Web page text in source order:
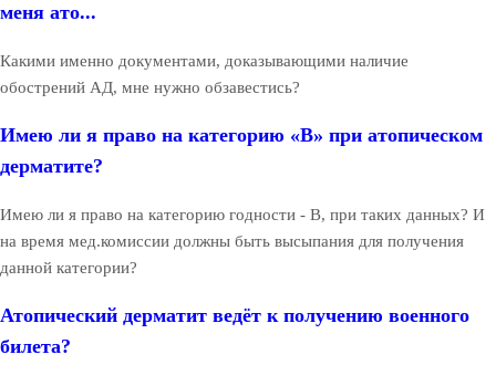
меня ато...
Какими именно документами, доказывающими наличие
обострений АД, мне нужно обзавестись?
Имею ли я право на категорию «В» при атопическом
дерматите?
Имею ли я право на категорию годности - В, при таких данных? И
на время мед.комиссии должны быть высыпания для получения
данной категории?
Атопический дерматит ведёт к получению военного
билета?